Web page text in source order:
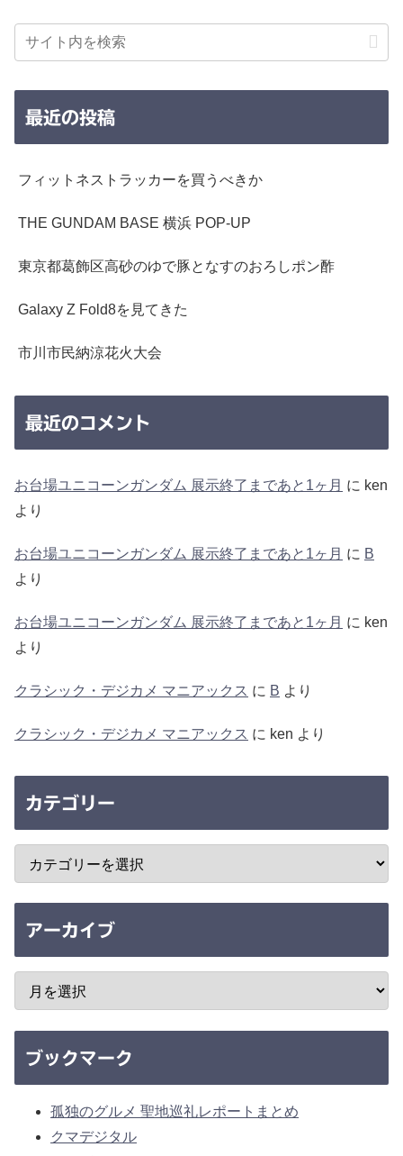
最近の投稿
フィットネストラッカーを買うべきか
THE GUNDAM BASE 横浜 POP-UP
東京都葛飾区高砂のゆで豚となすのおろしポン酢
Galaxy Z Fold8を見てきた
市川市民納涼花火大会
最近のコメント
お台場ユニコーンガンダム 展示終了まであと1ヶ月 に ken
より
お台場ユニコーンガンダム 展示終了まであと1ヶ月 に B
より
お台場ユニコーンガンダム 展示終了まであと1ヶ月 に ken
より
クラシック・デジカメ マニアックス に B より
クラシック・デジカメ マニアックス に ken より
カテゴリー
アーカイブ
ブックマーク
孤独のグルメ 聖地巡礼レポートまとめ
クマデジタル